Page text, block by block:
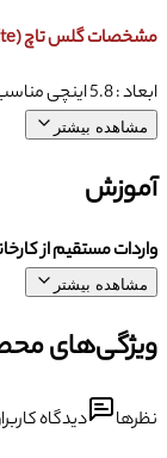
مشخصات گلس تاچ (Huawei Nova 3e (P20 Lite
ابعاد : 5.8 اینچی مناسب برای گوشی موبایل هوآوی (Nova 3e (P20 Lite
مشاهده بیشتر
آموزش
واردات مستقیم از
مشاهده بیشتر
ویژگی‌های
نظرها دیدگاه